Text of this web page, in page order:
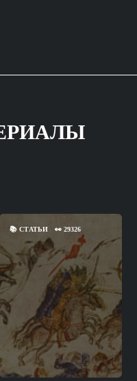
📚СТАТЬИ 👀29326